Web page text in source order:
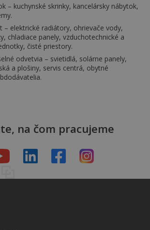
– kuchynské skrinky, kancelársky nábytok,
– elektrické radiátory, ohrievače vody,
chladiace panely, vzduchotechnické a
čisté priestory.
odvetvia – svietidlá, solárne panely,
a plošiny, servis centrá, obytné
na čom pracujeme